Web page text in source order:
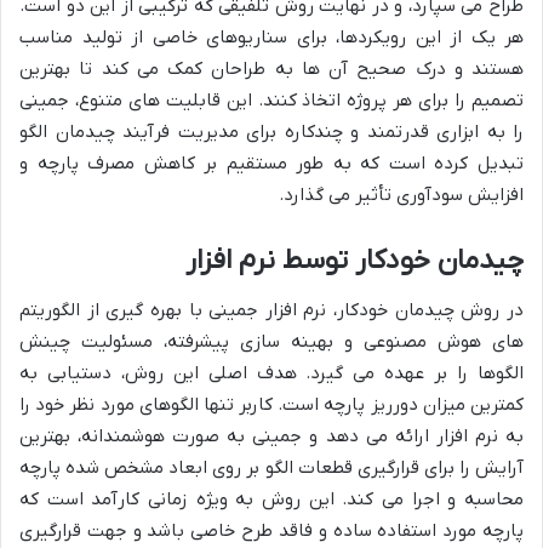
طراح می سپارد، و در نهایت روش تلفیقی که ترکیبی از این دو است.
هر یک از این رویکردها، برای سناریوهای خاصی از تولید مناسب
هستند و درک صحیح آن ها به طراحان کمک می کند تا بهترین
تصمیم را برای هر پروژه اتخاذ کنند. این قابلیت های متنوع، جمینی
را به ابزاری قدرتمند و چندکاره برای مدیریت فرآیند چیدمان الگو
تبدیل کرده است که به طور مستقیم بر کاهش مصرف پارچه و
افزایش سودآوری تأثیر می گذارد.
چیدمان خودکار توسط نرم افزار
در روش چیدمان خودکار، نرم افزار جمینی با بهره گیری از الگوریتم
های هوش مصنوعی و بهینه سازی پیشرفته، مسئولیت چینش
الگوها را بر عهده می گیرد. هدف اصلی این روش، دستیابی به
کمترین میزان دورریز پارچه است. کاربر تنها الگوهای مورد نظر خود را
به نرم افزار ارائه می دهد و جمینی به صورت هوشمندانه، بهترین
آرایش را برای قرارگیری قطعات الگو بر روی ابعاد مشخص شده پارچه
محاسبه و اجرا می کند. این روش به ویژه زمانی کارآمد است که
پارچه مورد استفاده ساده و فاقد طرح خاصی باشد و جهت قرارگیری